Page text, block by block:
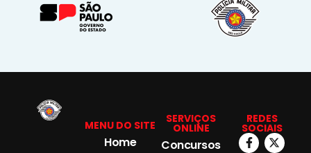
MENU DO SITE
Home
SERVIÇOS
ONLINE
Concursos
REDES
SOCIAIS